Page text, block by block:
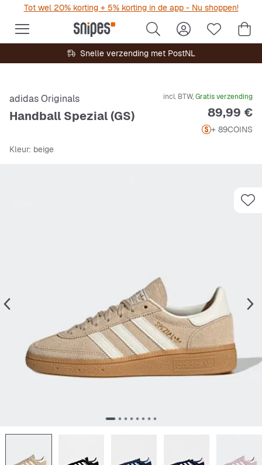
Tot wel 20% korting + 5% korting in de app - Nu shoppen!
Snelle verzending met PostNL
adidas Originals
Handball Spezial (GS)
incl. BTW,Gratis verzending
Prijs
89,99 €
+ 89COINS
Kleur: beige